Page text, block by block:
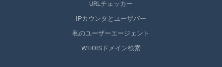
URLチェッカー
IPカウンタとユーザバー
私のユーザーエージェント
WHOISドメイン検索